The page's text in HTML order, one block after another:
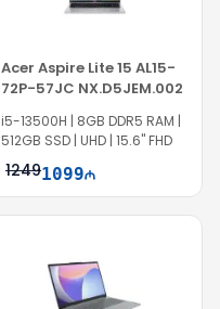
Acer Aspire Lite 15 AL15-
72P-57JC NX.D5JEM.002
i5-13500H | 8GB DDR5 RAM |
512GB SSD | UHD | 15.6" FHD
12491099